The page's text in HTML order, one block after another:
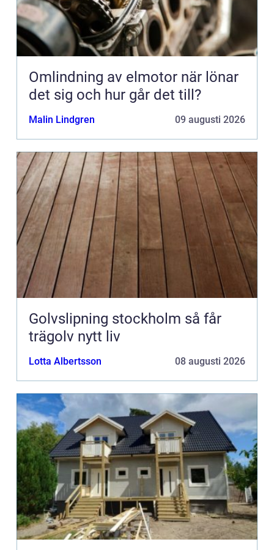
Omlindning av elmotor när lönar
det sig och hur går det till?
Malin Lindgren 09 augusti 2026
Golvslipning stockholm så får
trägolv nytt liv
Lotta Albertsson 08 augusti 2026